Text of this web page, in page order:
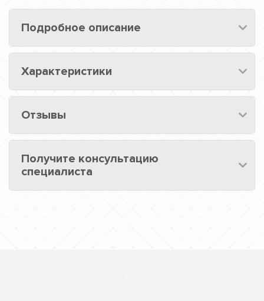
Подробное описание
Характеристики
Отзывы
Получите консультацию
специалиста